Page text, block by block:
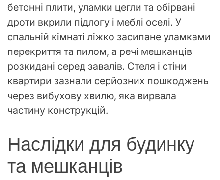
бетонні плити, уламки цегли та обірвані
дроти вкрили підлогу і меблі оселі. У
спальній кімнаті ліжко засипане уламками
перекриття та пилом, а речі мешканців
розкидані серед завалів. Стеля і стіни
квартири зазнали серйозних пошкоджень
через вибухову хвилю, яка вирвала
частину конструкцій.
Наслідки для будинку
та мешканців